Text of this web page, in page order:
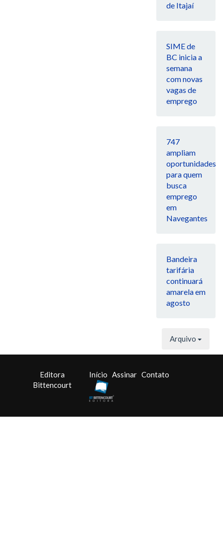
de Itajaí
SIME de
BC inicia a
semana
com novas
vagas de
emprego
747
ampliam
oportunidades
para quem
busca
emprego
em
Navegantes
Bandeira
tarifária
continuará
amarela em
agosto
Arquivo
Editora
Bittencourt
Início Assinar Contato